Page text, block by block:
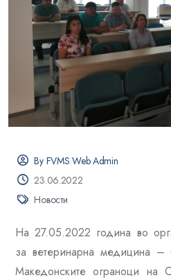
By FVMS Web Admin
23.06.2022
Новости
На 27.05.2022 година во
за ветеринарна медицина –
Македонските ограноци на